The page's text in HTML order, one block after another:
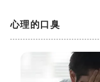
心理的口臭